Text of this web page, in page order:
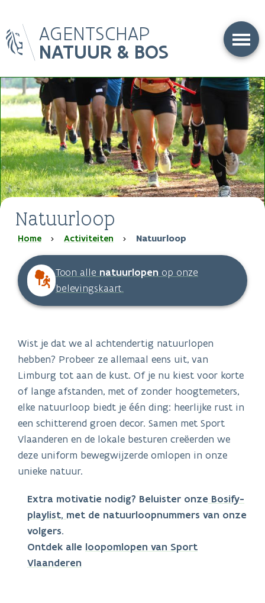
en
naar
gaan
AGENTSCHAP
NATUUR & BOS
Natuurloop
Kruimelpad
Home Activiteiten Natuurloop
Toon alle natuurlopen op onze
belevingskaart.
Wist je dat we al achtendertig natuurlopen
hebben? Probeer ze allemaal eens uit, van
Limburg tot aan de kust. Of je nu kiest voor korte
of lange afstanden, met of zonder hoogtemeters,
elke natuurloop biedt je één ding: heerlijke rust in
een schitterend groen decor. Samen met Sport
Vlaanderen en de lokale besturen creëerden we
deze uniform bewegwijzerde omlopen in onze
unieke natuur.
Extra motivatie nodig? Beluister onze Bosify-
playlist, met de natuurloopnummers van onze
volgers.
Ontdek alle loopomlopen van Sport
Vlaanderen